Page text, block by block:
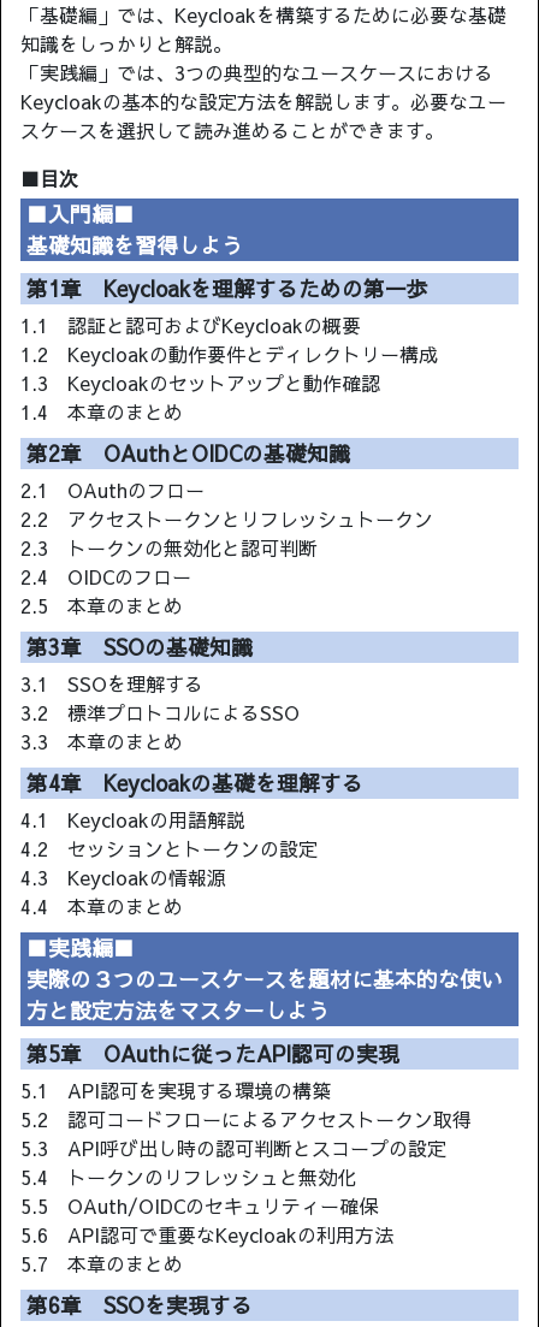
「基礎編」では、Keycloakを構築するために必要な基礎
知識をしっかりと解説。
「実践編」では、3つの典型的なユースケースにおける
Keycloakの基本的な設定方法を解説します。必要なユー
スケースを選択して読み進めることができます。
■目次
■入門編■
基礎知識を習得しよう
第1章 Keycloakを理解するための第一歩
1.1 認証と認可およびKeycloakの概要
1.2 Keycloakの動作要件とディレクトリー構成
1.3 Keycloakのセットアップと動作確認
1.4 本章のまとめ
第2章 OAuthとOIDCの基礎知識
2.1 OAuthのフロー
2.2 アクセストークンとリフレッシュトークン
2.3 トークンの無効化と認可判断
2.4 OIDCのフロー
2.5 本章のまとめ
第3章 SSOの基礎知識
3.1 SSOを理解する
3.2 標準プロトコルによるSSO
3.3 本章のまとめ
第4章 Keycloakの基礎を理解する
4.1 Keycloakの用語解説
4.2 セッションとトークンの設定
4.3 Keycloakの情報源
4.4 本章のまとめ
■実践編■
実際の３つのユースケースを題材に基本的な使い
方と設定方法をマスターしよう
第5章 OAuthに従ったAPI認可の実現
5.1 API認可を実現する環境の構築
5.2 認可コードフローによるアクセストークン取得
5.3 API呼び出し時の認可判断とスコープの設定
5.4 トークンのリフレッシュと無効化
5.5 OAuth/OIDCのセキュリティー確保
5.6 API認可で重要なKeycloakの利用方法
5.7 本章のまとめ
第6章 SSOを実現する